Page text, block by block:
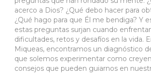
acerco a Dios? ¿Qué debo hacer para
¿Qué hago para que Él me bendiga? Y
estas preguntas surjan cuando
dificultades, retos y desafíos en la vida.
Miqueas, encontramos un diagnóstico
que solemos experimentar como
consejos que pueden guiarnos en